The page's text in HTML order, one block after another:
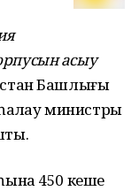
асыу
Башлығы
министры
450 кеше